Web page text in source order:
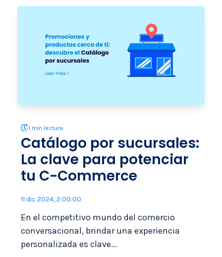
1 min lectura.
Catálogo por sucursales:
La clave para potenciar
tu C-Commerce
11 dic 2024, 2:00:00
En el competitivo mundo del comercio
conversacional, brindar una experiencia
personalizada es clave...